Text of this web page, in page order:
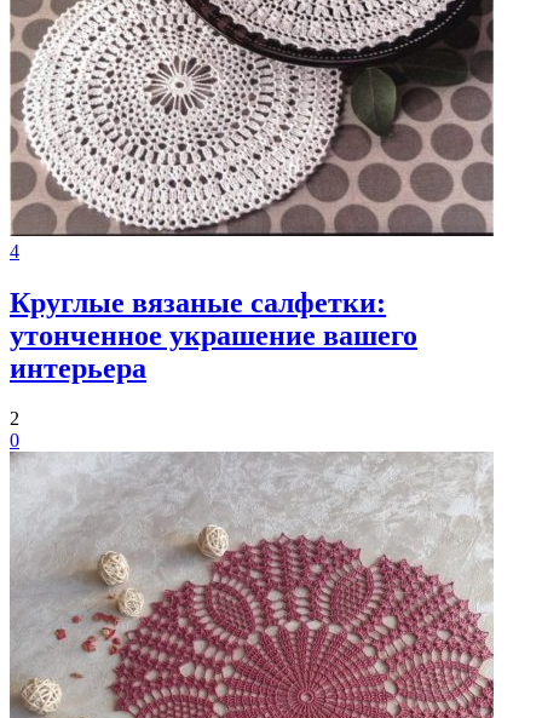
4
Круглые вязаные салфетки:
утонченное украшение вашего
интерьера
2
0